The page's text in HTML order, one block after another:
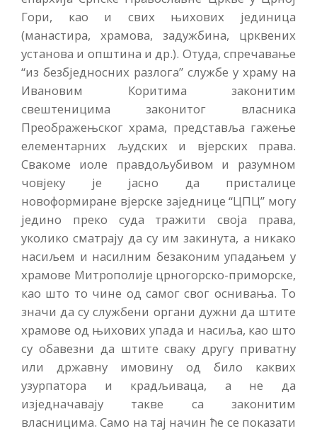
Гори, као и свих њихових јединица
(манастира, храмова, задужбина, црквених
установа и општина и др.). Отуда, спречавање
“из безбједносних разлога” службе у храму на
Ивановим Коритима законитим
свештеницима законитог власника
Преображењског храма, представља гажење
елементарних људских и вјерских права.
Свакоме иоле правдољубивом и разумном
човјеку је јасно да присталице
новоформиране вјерске заједнице “ЦПЦ” могу
једино преко суда тражити своја права,
уколико сматрају да су им закинута, а никако
насиљем и насилним безаконим упадањем у
храмове Митрополије црногорско-приморске,
као што то чине од самог свог оснивања. То
значи да су службени органи дужни да штите
храмове од њихових упада и насиља, као што
су обавезни да штите сваку другу приватну
или државну имовину од било каквих
узурпатора и крадљиваца, а не да
изједначавају такве са законитим
власницима. Само на тај начин ће се показати